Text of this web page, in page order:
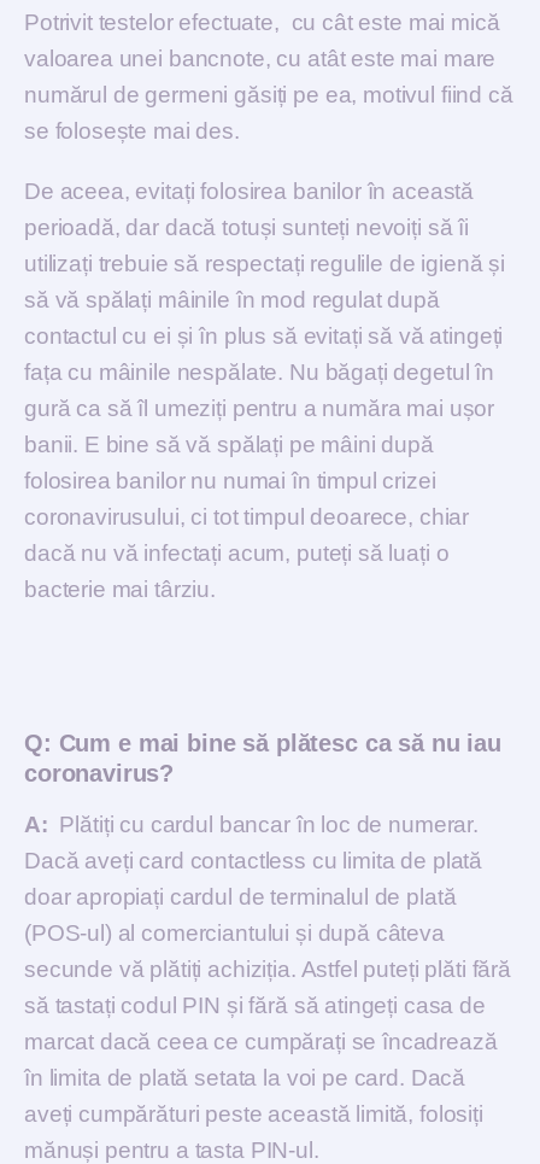
Potrivit testelor efectuate, cu cât este mai mică
valoarea unei bancnote, cu atât este mai mare
numărul de germeni găsiți pe ea, motivul fiind că
se folosește mai des.
De aceea, evitați folosirea banilor în această
perioadă, dar dacă totuși sunteți nevoiți să îi
utilizați trebuie să respectați regulile de igienă și
să vă spălați mâinile în mod regulat după
contactul cu ei și în plus să evitați să vă atingeți
fața cu mâinile nespălate. Nu băgați degetul în
gură ca să îl umeziți pentru a număra mai ușor
banii. E bine să vă spălați pe mâini după
folosirea banilor nu numai în timpul crizei
coronavirusului, ci tot timpul deoarece, chiar
dacă nu vă infectați acum, puteți să luați o
bacterie mai târziu.
Q: Cum e mai bine să plătesc ca să nu iau
coronavirus?
A: Plătiți cu cardul bancar în loc de numerar.
Dacă aveți card contactless cu limita de plată
doar apropiați cardul de terminalul de plată
(POS-ul) al comerciantului și după câteva
secunde vă plătiți achiziția. Astfel puteți plăti fără
să tastați codul PIN și fără să atingeți casa de
marcat dacă ceea ce cumpărați se încadrează
în limita de plată setata la voi pe card. Dacă
aveți cumpărături peste această limită, folosiți
mănuși pentru a tasta PIN-ul.